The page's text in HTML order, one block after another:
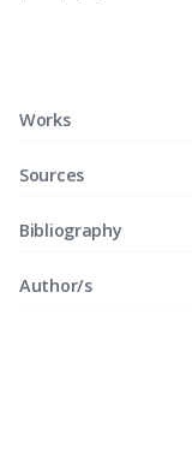
Works
Sources
Bibliography
Author/s